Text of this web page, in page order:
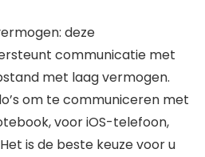
deze
communicatie met
met laag vermogen.
om te communiceren met
voor iOS-telefoon,
is de beste keuze voor u